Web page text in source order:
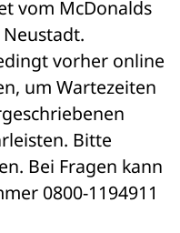
vom McDonalds
vorher online
um Wartezeiten
Bitte
Bei Fragen kann
0800-1194911